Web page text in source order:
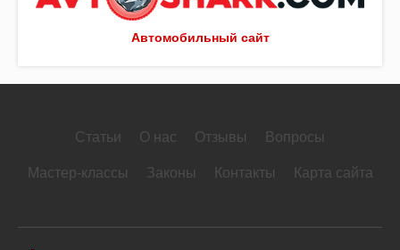
Автомобильный сайт
Статьи О нас Отзывы Вопросы
Мастер-классы Законы Контакты Карта сайта